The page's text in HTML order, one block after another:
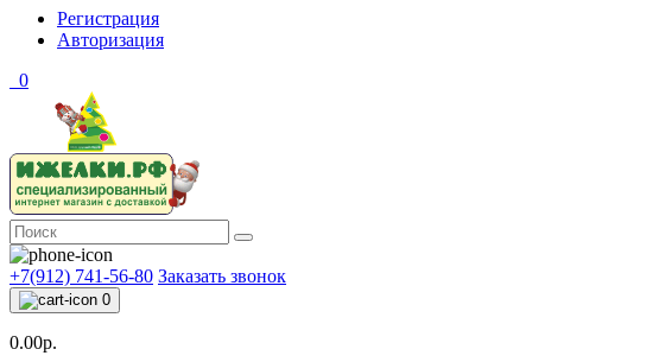
Регистрация
Авторизация
0
+7(912) 741-56-80 Заказать звонок
0
0.00р.